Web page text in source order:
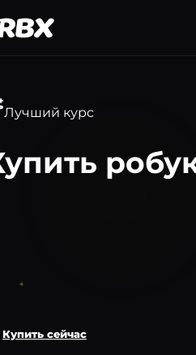
Лучший курс
Купить сейчас